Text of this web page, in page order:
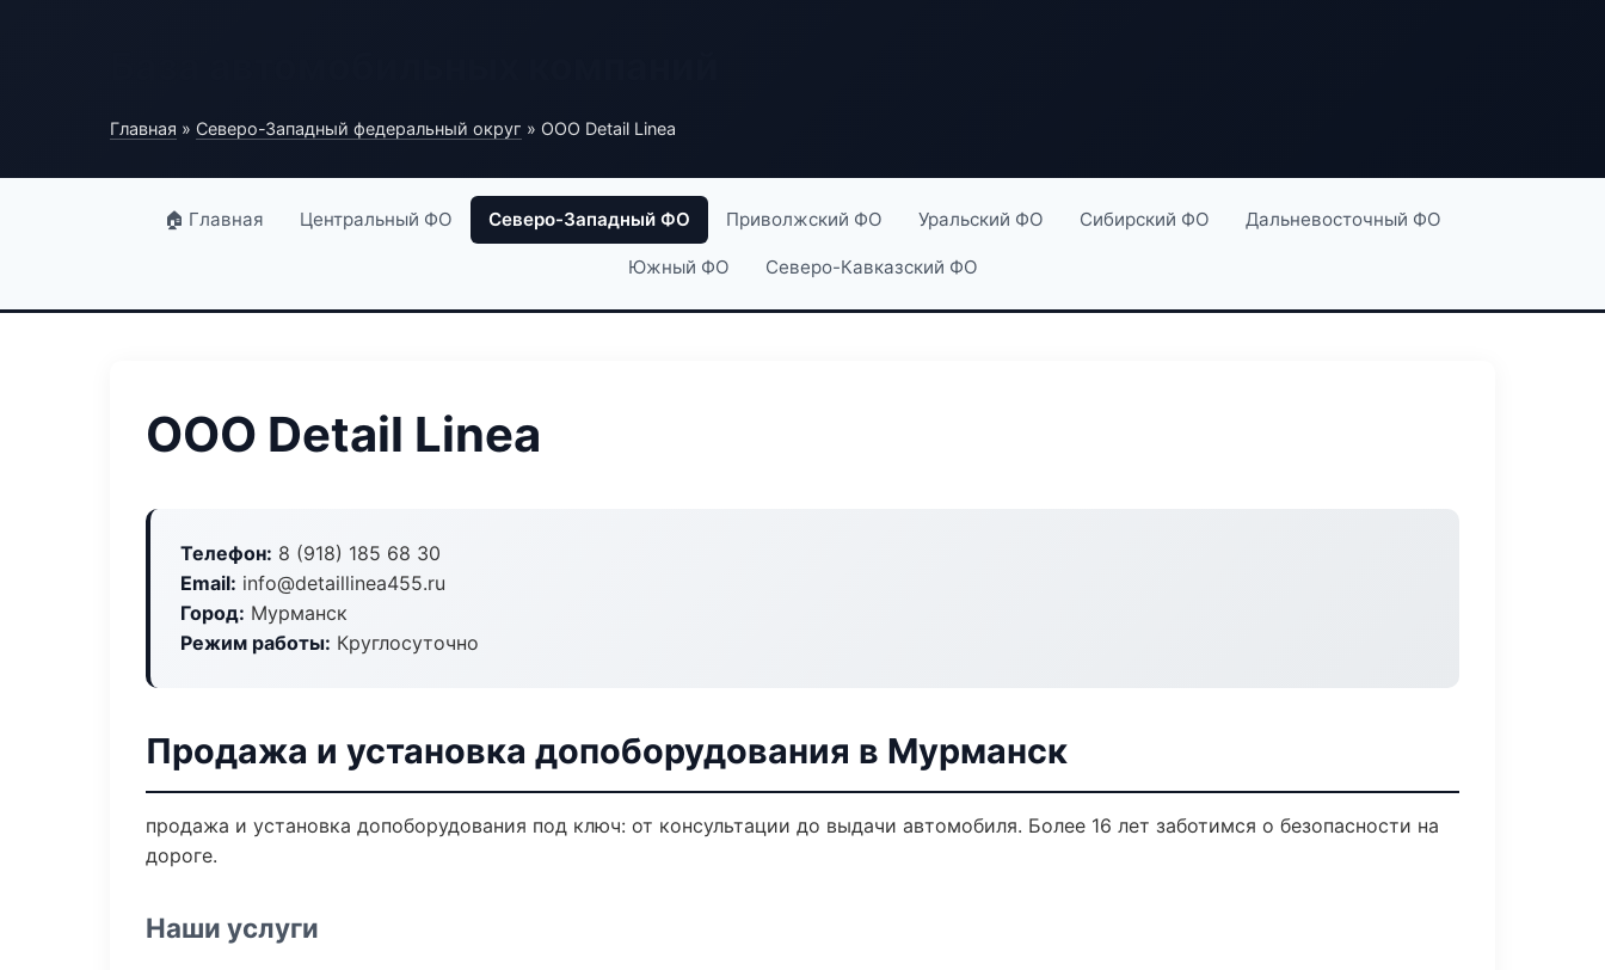
Главная » Северо-Западный федеральный округ » ООО Detail Linea
🏠 Главная Центральный ФО Северо-Западный ФО Приволжский ФО Уральский ФО Сибирский ФО Дальневосточный ФО
Южный ФО Северо-Кавказский ФО
ООО Detail Linea
Телефон: 8 (918) 185 68 30
Email: info@detaillinea455.ru
Город: Мурманск
Режим работы: Круглосуточно
Продажа и установка допоборудования в Мурманск
продажа и установка допоборудования под ключ: от консультации до выдачи автомобиля. Более 16 лет заботимся о безопасности на
дороге.
Наши услуги